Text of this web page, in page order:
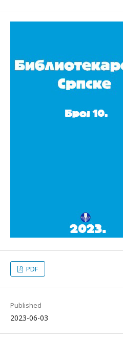
PDF
Published
2023-06-03